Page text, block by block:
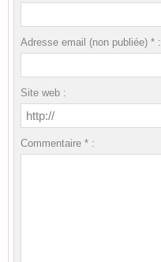
Adresse email (non publiée) * :
Site web :
Commentaire * :